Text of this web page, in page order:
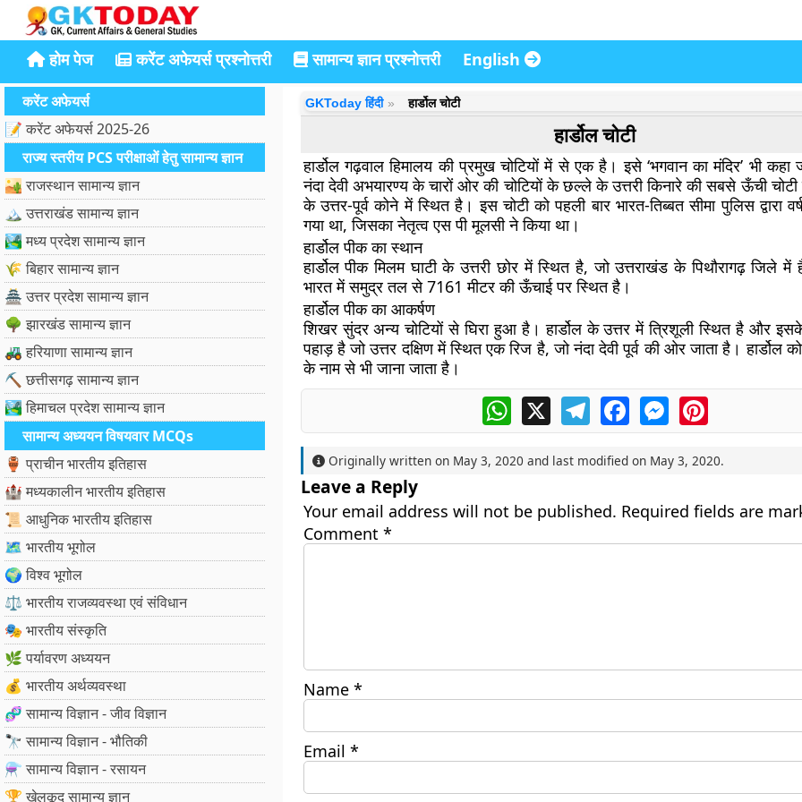
होम पेज करेंट अफेयर्स प्रश्नोत्तरी सामान्य ज्ञान प्रश्नोत्तरी English
करेंट अफेयर्स
📝 करेंट अफेयर्स 2025-26
राज्य स्तरीय PCS परीक्षाओं हेतु सामान्य ज्ञान
🏜️ राजस्थान सामान्य ज्ञान
🏔️ उत्तराखंड सामान्य ज्ञान
🏞️ मध्य प्रदेश सामान्य ज्ञान
🌾 बिहार सामान्य ज्ञान
🏯 उत्तर प्रदेश सामान्य ज्ञान
🌳 झारखंड सामान्य ज्ञान
🚜 हरियाणा सामान्य ज्ञान
⛏️ छत्तीसगढ़ सामान्य ज्ञान
🏞️ हिमाचल प्रदेश सामान्य ज्ञान
सामान्य अध्ययन विषयवार MCQs
🏺 प्राचीन भारतीय इतिहास
🏰 मध्यकालीन भारतीय इतिहास
📜 आधुनिक भारतीय इतिहास
🗺️ भारतीय भूगोल
🌍 विश्व भूगोल
⚖️ भारतीय राजव्यवस्था एवं संविधान
🎭 भारतीय संस्कृति
🌿 पर्यावरण अध्ययन
💰 भारतीय अर्थव्यवस्था
🧬 सामान्य विज्ञान - जीव विज्ञान
🔭 सामान्य विज्ञान - भौतिकी
⚗️ सामान्य विज्ञान - रसायन
🏆 खेलकूद सामान्य ज्ञान
GKToday हिंदी हार्डोल चोटी
हार्डोल चोटी
हार्डोल गढ़वाल हिमालय की प्रमुख चोटियों में से एक है। इसे ‘भगवान का मंदिर’ भी
नंदा देवी अभयारण्य के चारों ओर की चोटियों के छल्ले के उत्तरी किनारे की सबसे ऊँची
के उत्तर-पूर्व कोने में स्थित है। इस चोटी को पहली बार भारत-तिब्बत सीमा पुलिस द्वारा
गया था, जिसका नेतृत्व एस पी मूलसी ने किया था।
हार्डोल पीक का स्थान
हार्डोल पीक मिलम घाटी के उत्तरी छोर में स्थित है, जो उत्तराखंड के पिथौरागढ़ जिले में
भारत में समुद्र तल से 7161 मीटर की ऊँचाई पर स्थित है।
हार्डोल पीक का आकर्षण
शिखर सुंदर अन्य चोटियों से घिरा हुआ है। हार्डोल के उत्तर में त्रिशूली स्थित है और
पहाड़ है जो उत्तर दक्षिण में स्थित एक रिज है, जो नंदा देवी पूर्व की ओर जाता है। हार्डोल
के नाम से भी जाना जाता है।
WhatsApp
X TelegramFacebookMessengerPinterest
Originally written on May 3, 2020 and last modified on May 3, 2020.
Leave a Reply
Your email address will not be published. Required fields are
Comment *
Name *
Email *